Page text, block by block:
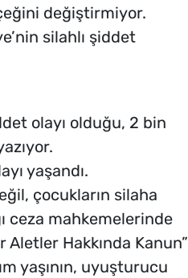
değiştirmiyor.
silahlı şiddet
olayı olduğu, 2 bin
yaşandı.
çocukların silaha
ceza mahkemelerinde
Aletler Hakkında Kanun”
yaşının, uyuşturucu